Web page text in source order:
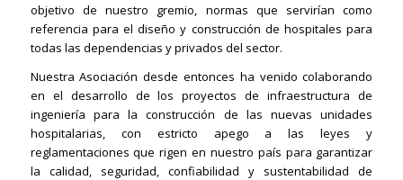
objetivo de nuestro gremio, normas que servirían como
referencia para el diseño y construcción de hospitales para
todas las dependencias y privados del sector.
Nuestra Asociación desde entonces ha venido colaborando
en el desarrollo de los proyectos de infraestructura de
ingeniería para la construcción de las nuevas unidades
hospitalarias, con estricto apego a las leyes y
reglamentaciones que rigen en nuestro país para garantizar
la calidad, seguridad, confiabilidad y sustentabilidad de